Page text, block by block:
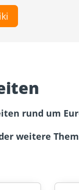
rund um
weitere